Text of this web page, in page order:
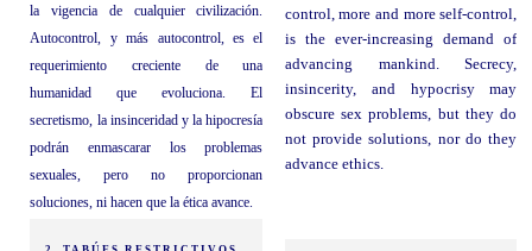
la vigencia de cualquier civilización.
Autocontrol, y más autocontrol, es el
requerimiento creciente de una
humanidad que evoluciona. El
secretismo, la insinceridad y la hipocresía
podrán enmascarar los problemas
sexuales, pero no proporcionan
soluciones, ni hacen que la ética avance.
control, more and more self-control,
is the ever-increasing demand of
advancing mankind. Secrecy,
insincerity, and hypocrisy may
obscure sex problems, but they do
not provide solutions, nor do they
advance ethics.